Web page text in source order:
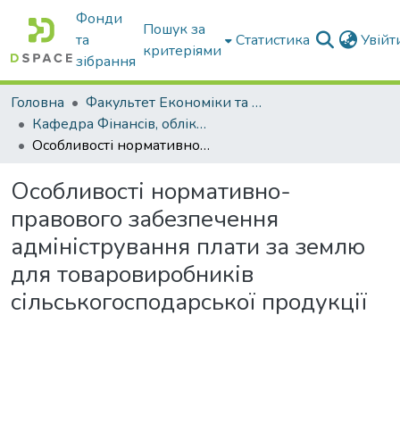
Фонди
та
зібрання
Пошук за
критеріями
Статистика
Головна
Факультет Економіки та бізнесу
Кафедра Фінансів, обліку і оподаткування
Особливості нормативно-правового забезпечення адміністрування плати за землю для товаровиробників сільськогосподарської продукції
Особливості нормативно-
правового забезпечення
адміністрування плати за землю
для товаровиробників
сільськогосподарської продукції